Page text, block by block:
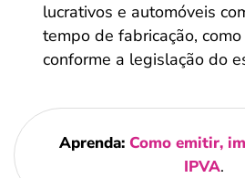
lucrativos e automóveis
tempo de fabricação,
conforme a legislação do
Aprenda: Como emitir,
IPVA.